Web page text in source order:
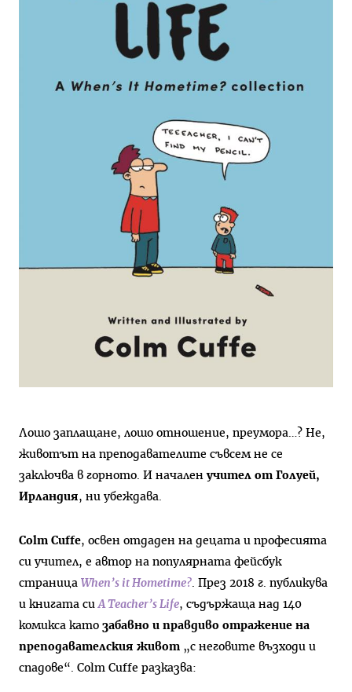
Лошо заплащане, лошо отношение, преумора…? Не,
животът на преподавателите съвсем не се
заключва в горното. И началенучител от Голуей,
Ирландия, ни убеждава.
Colm Cuffe, освен отдаден на децата и професията
си учител, е автор на популярната фейсбук
страница When’s it Hometime? . През 2018 г. публикува
и книгата си A Teacher’s Life, съдържаща над 140
комикса като забавно и правдиво отражение на
преподавателския живот „с неговите възходи и
спадове“. Colm Cuffe разказва: